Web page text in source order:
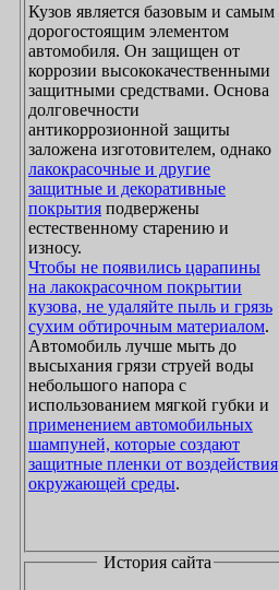
Кузов является базовым и самым
дорогостоящим элементом
автомобиля. Он защищен от
коррозии высококачественными
защитными средствами. Основа
долговечности
антикоррозионной защиты
заложена изготовителем, однако
лакокрасочные и другие
защитные и декоративные
покрытия подвержены
естественному старению и
износу.
Чтобы не появились царапины
на лакокрасочном покрытии
кузова, не удаляйте пыль и грязь
сухим обтирочным материалом.
Автомобиль лучше мыть до
высыхания грязи струей воды
небольшого напора с
использованием мягкой губки и
применением автомобильных
шампуней, которые создают
защитные пленки от воздействия
окружающей среды.
История сайта